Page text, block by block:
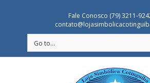
Fale Conosco (79) 3211-
Go to...